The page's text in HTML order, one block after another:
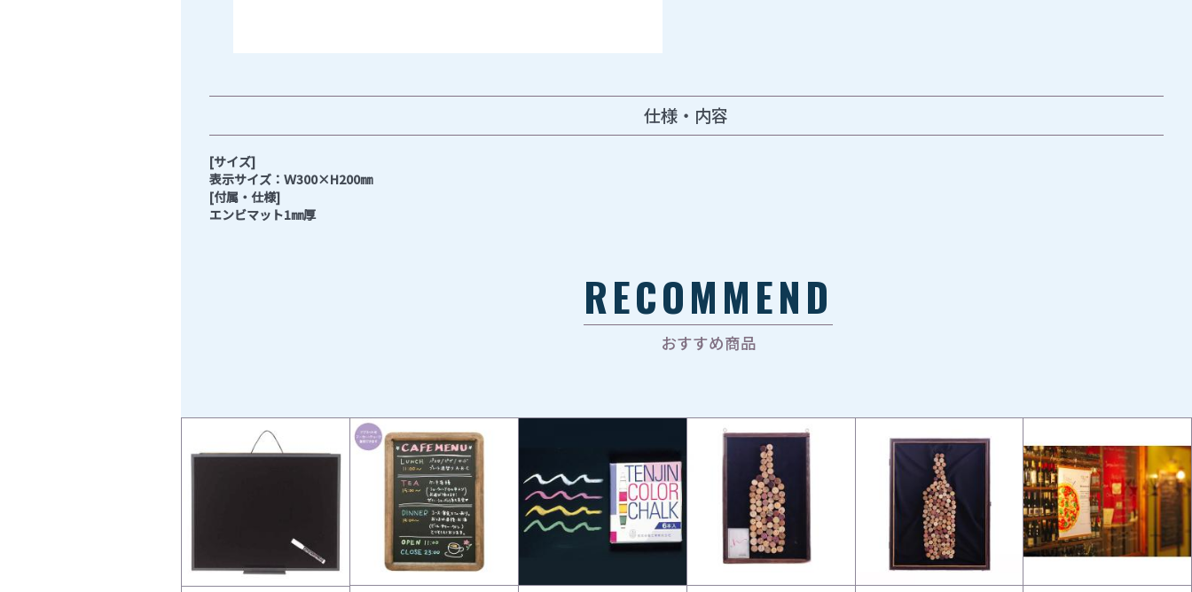
仕様・内容
[サイズ]
表示サイズ：Ｗ300×H200㎜
[付属・仕様]
エンビマット1㎜厚
RECOMMEND
おすすめ商品